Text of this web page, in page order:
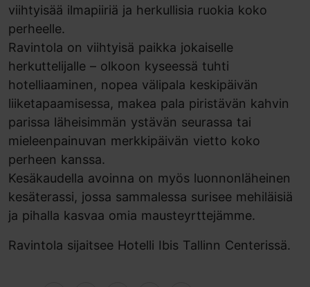
viihtyisää ilmapiiriä ja herkullisia ruokia koko
perheelle.
Ravintola on viihtyisä paikka jokaiselle
herkuttelijalle – olkoon kyseessä tuhti
hotelliaaminen, nopea välipala keskipäivän
liiketapaamisessa, makea pala piristävän kahvin
parissa läheisimmän ystävän seurassa tai
mieleenpainuvan merkkipäivän vietto koko
perheen kanssa.
Kesäkaudella avoinna on myös luonnonläheinen
kesäterassi, jossa sammalessa surisee mehiläisiä
ja pihalla kasvaa omia mausteyrttejämme.
Ravintola sijaitsee Hotelli Ibis Tallinn Centerissä.